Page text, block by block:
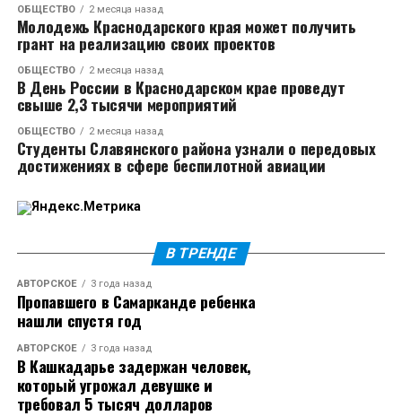
телефону, так как она не была в Москве. Когда
женщина вернулась в столицу, то узнала, что у
Родригеза уже новая любовь.
Многие пользователи раскритиковали Екатерину за
то, что та увела певца из семьи, поэтому Тимуру
пришлось дать новый комментарий. Он объяснил,
что сразу после разрыва с женой встречался с
другой девушкой. Уже в ноябре он впервые вышел в
свет с Кабак. Бывшая жена Родригеза эмоционально
ОБЩЕСТВО 2 месяца назад
Молодежь Краснодарского края может получить
грант на реализацию своих проектов
ОБЩЕСТВО 2 месяца назад
В День России в Краснодарском крае проведут
свыше 2,3 тысячи мероприятий
ОБЩЕСТВО 2 месяца назад
Студенты Славянского района узнали о передовых
достижениях в сфере беспилотной авиации
В ТРЕНДЕ
АВТОРСКОЕ 3 года назад
Пропавшего в Самарканде ребенка
нашли спустя год
АВТОРСКОЕ 3 года назад
В Кашкадарье задержан человек,
который угрожал девушке и
требовал 5 тысяч долларов